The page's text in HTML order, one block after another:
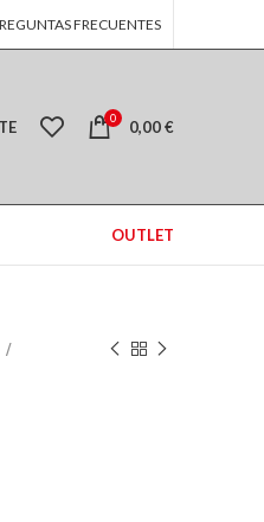
FRECUENTES
0 0,00€
OUTLET